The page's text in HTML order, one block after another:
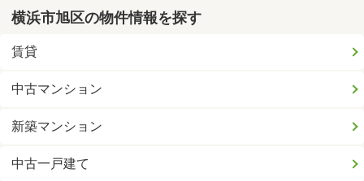
横浜市旭区の物件情報を探す
賃貸
中古マンション
新築マンション
中古一戸建て